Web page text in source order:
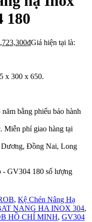
180
₫Giá hiện tại là:
x 300 x 650.
bằng phiếu bảo hành
Miễn phí giao hàng tại
Đồng Nai, Long
- GV304 180 số lượng
, Kệ Chén Nâng Hạ
NANG HA INOX 304,
HỒ CHÍ MINH, GV304